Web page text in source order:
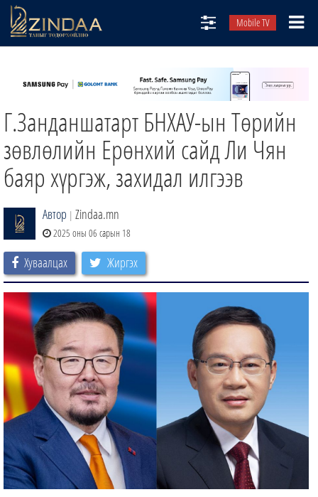
Mobile TV
ТВ8
ӨГЛӨӨНИЙ СОНИН
АУДИО ЗОХИОЛ
ЗИНДАА СЭТГҮҮЛ
Г.Занданшатарт БНХАУ-ын Төрийн
зөвлөлийн Ерөнхий сайд Ли Чян
баяр хүргэж, захидал илгээв
Автор | Zindaa.mn
2025 оны 06 сарын 18
Хуваалцах Жиргэх